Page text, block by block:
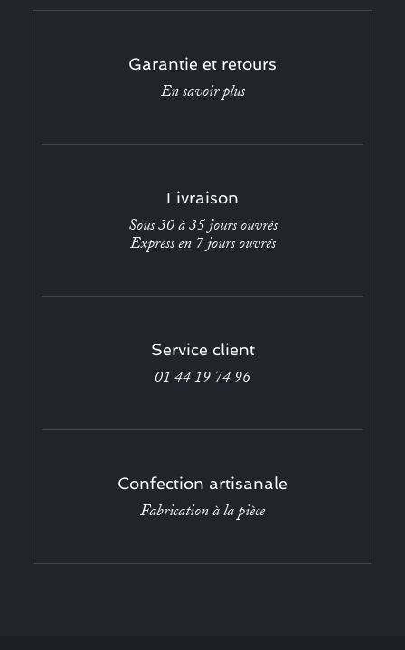
Garantie et retours
En savoir plus
Livraison
Sous 30 à 35 jours ouvrés
Express en 7 jours ouvrés
Service client
01 44 19 74 96
Confection artisanale
Fabrication à la pièce